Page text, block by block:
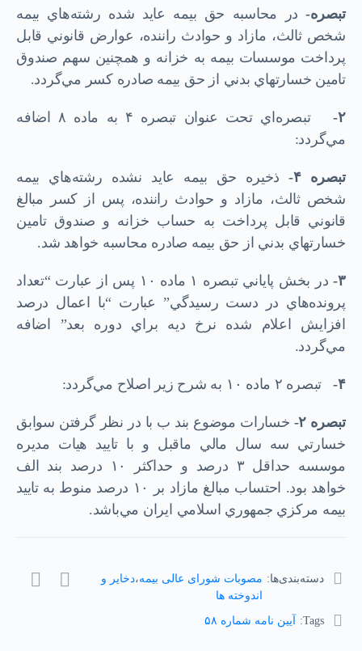
تبصره-در محاسبه حق بيمه عايد شده رشته‌هاي بيمه
شخص ثالث، مازاد و حوادث راننده، عوارض قانوني قابل
پرداخت موسسات بيمه به خزانه و همچنين سهم صندوق
تامين خسارتهاي بدني از حق بيمه صادره كسر مي‌گردد.
۲-
تبصره‌اي تحت عنوان تبصره ۴ به ماده ۸ اضافه
مي‌گردد:
تبصره۴- ذخيره حق بيمه عايد نشده رشته‌هاي بيمه
شخص ثالث، مازاد و حوادث راننده، پس از كسر مبالغ
قانوني قابل پرداخت به حساب خزانه و صندوق تامين
خسارتهاي بدني از حق بيمه صادره محاسبه خواهد شد.
۳-
در بخش پاياني تبصره ۱ ماده ۱۰ پس از عبارت “تعداد
پرونده‌هاي در دست رسيدگي” عبارت “با اعمال درصد
افزايش اعلام شده نرخ ديه براي دوره بعد” اضافه
مي‌گردد.
۴- تبصره ۲ ماده ۱۰ به شرح زير اصلاح مي‌گردد:
تبصره ۲- خسارات موضوع بند ب با در نظر گرفتن سوابق
خسارتي سه سال مالي ماقبل و با تاييد هيات مديره
موسسه حداقل ۳ درصد و حداكثر ۱۰ درصد بند الف
خواهد بود. احتساب مبالغ مازاد بر ۱۰ درصد منوط به تاييد
بيمه مركزي جمهوري اسلامي ايران مي‌باشد.
دسته‌بندی‌ها: مصوبات شورای عالی بیمه،دخایر و
اندوخته ها
Tags: آيين نامه شماره ۵۸